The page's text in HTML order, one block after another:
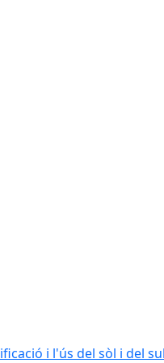
i l'ús del sòl i del